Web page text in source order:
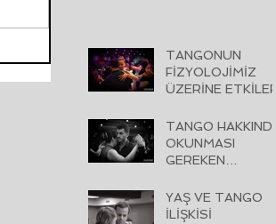
TANGONUN
FİZYOLOJİMİZ
ÜZERİNE ETKİLERİ
TANGO HAKKINDA
OKUNMASI
GEREKEN
YAŞ VE TANGO
İLİŞKİSİ